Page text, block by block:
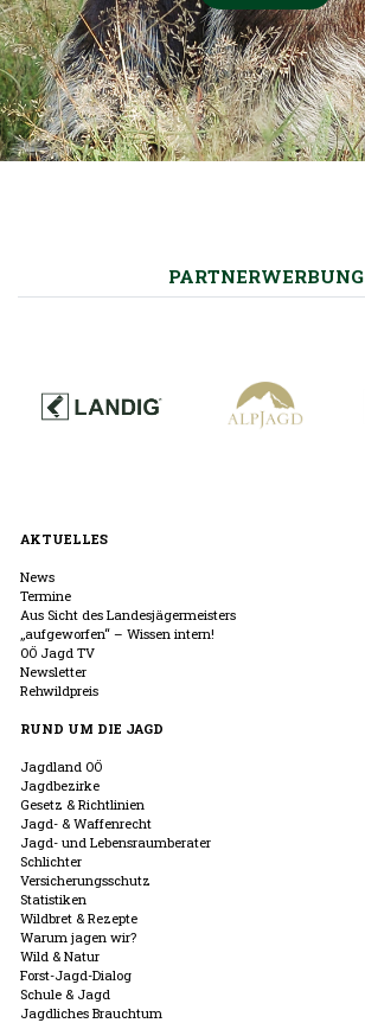
PARTNERWERBUNG
AKTUELLES
News
Termine
Aus Sicht des Landesjägermeisters
„aufgeworfen“ – Wissen intern!
OÖ Jagd TV
Newsletter
Rehwildpreis
RUND UM DIE JAGD
Jagdland OÖ
Jagdbezirke
Gesetz & Richtlinien
Jagd- & Waffenrecht
Jagd- und Lebensraumberater
Schlichter
Versicherungsschutz
Statistiken
Wildbret & Rezepte
Warum jagen wir?
Wild & Natur
Forst-Jagd-Dialog
Schule & Jagd
Jagdliches Brauchtum